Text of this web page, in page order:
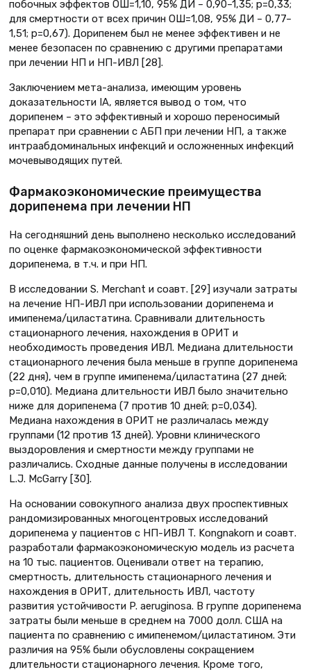
побочных эффектов ОШ=1,10, 95% ДИ – 0,90–1,35; p=0,33;
для смертности от всех причин ОШ=1,08, 95% ДИ – 0,77–
1,51; p=0,67). Дорипенем был не менее эффективен и не
менее безопасен по сравнению с другими препаратами
при лечении НП и НП-ИВЛ [28].
Заключением мета-анализа, имеющим уровень
доказательности IA, является вывод о том, что
дорипенем – это эффективный и хорошо переносимый
препарат при сравнении с АБП при лечении НП, а также
интраабдоминальных инфекций и осложненных инфекций
мочевыводящих путей.
Фармакоэкономические преимущества
дорипенема при лечении НП
На сегодняшний день выполнено несколько исследований
по оценке фармакоэкономической эффективности
дорипенема, в т.ч. и при НП.
В исследовании S. Merchant и соавт. [29] изучали затраты
на лечение НП-ИВЛ при использовании дорипенема и
имипенема/циластатина. Сравнивали длительность
стационарного лечения, нахождения в ОРИТ и
необходимость проведения ИВЛ. Медиана длительности
стационарного лечения была меньше в группе дорипенема
(22 дня), чем в группе имипенема/циластатина (27 дней;
p=0,010). Медиана длительности ИВЛ было значительно
ниже для дорипенема (7 против 10 дней; р=0,034).
Медиана нахождения в ОРИТ не различалась между
группами (12 против 13 дней). Уровни клинического
выздоровления и смертности между группами не
различались. Сходные данные получены в исследовании
L.J. McGarry [30].
На основании совокупного анализа двух проспективных
рандомизированных многоцентровых исследований
дорипенема у пациентов с НП-ИВЛ T. Kongnakorn и соавт.
разработали фармакоэкономическую модель из расчета
на 10 тыс. пациентов. Оценивали ответ на терапию,
смертность, длительность стационарного лечения и
нахождения в ОРИТ, длительность ИВЛ, частоту
развития устойчивости P. aeruginosa. В группе дорипенема
затраты были меньше в среднем на 7000 долл. США на
пациента по сравнению с имипенемом/циластатином. Эти
различия на 95% были обусловлены сокращением
длительности стационарного лечения. Кроме того,